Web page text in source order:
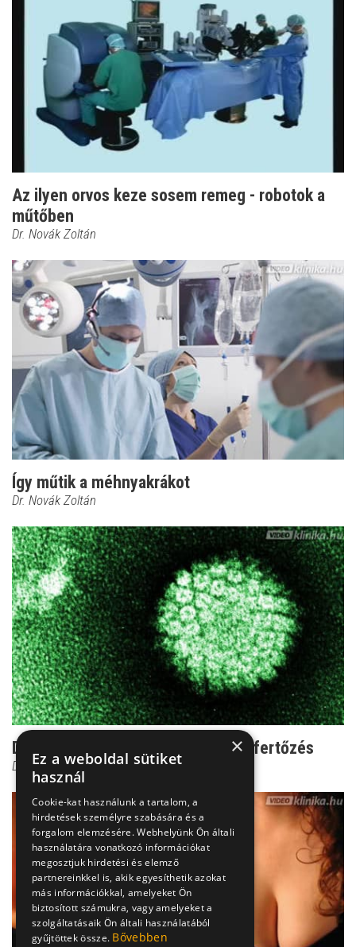
Az ilyen orvos keze sosem remeg - robotok a
műtőben
Dr. Novák Zoltán
Így műtik a méhnyakrákot
Dr. Novák Zoltán
Dr. Novák: Innentől igazi baj a HPV-fertőzés
Dr. Novák Zoltán
×
Ez a weboldal sütiket
használ
Cookie-kat használunk a tartalom, a
hirdetések személyre szabására és a
forgalom elemzésére. Webhelyünk Ön általi
használatára vonatkozó információkat
megosztjuk hirdetési és elemző
partnereinkkel is, akik egyesíthetik azokat
más információkkal, amelyeket Ön
biztosított számukra, vagy amelyeket a
szolgáltatásaik Ön általi használatából
gyűjtöttek össze. Bővebben